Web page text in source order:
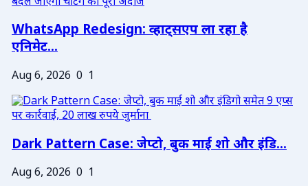
WhatsApp Redesign: व्हाट्सएप ला रहा है
एनिमेट...
Aug 6, 2026 0 1
Dark Pattern Case: जेप्टो, बुक माई शो और इंडि...
Aug 6, 2026 0 1